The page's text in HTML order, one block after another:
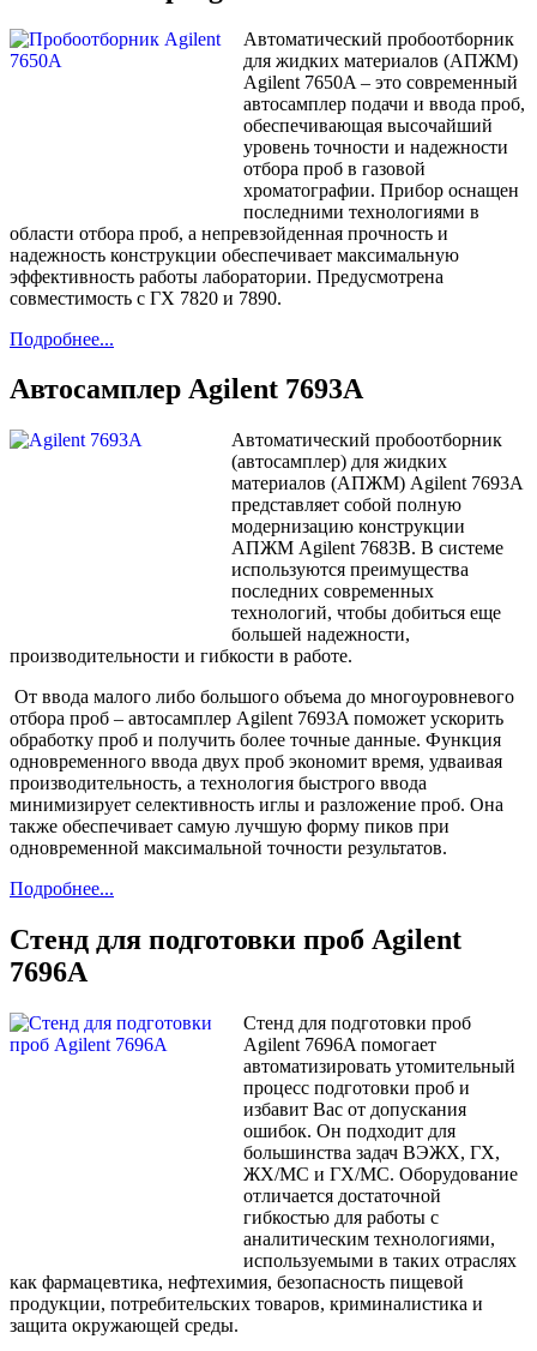
Автоматический пробоотборник
для жидких материалов (АПЖМ)
Agilent 7650A – это современный
автосамплер подачи и ввода проб,
обеспечивающая высочайший
уровень точности и надежности
отбора проб в газовой
хроматографии. Прибор оснащен
последними технологиями в
области отбора проб, а непревзойденная прочность и
надежность конструкции обеспечивает максимальную
эффективность работы лаборатории. Предусмотрена
совместимость с ГХ 7820 и 7890.
Подробнее...
Автосамплер Agilent 7693A
Автоматический пробоотборник
(автосамплер) для жидких
материалов (АПЖМ) Agilent 7693A
представляет собой полную
модернизацию конструкции
АПЖМ Agilent 7683B. В системе
используются преимущества
последних современных
технологий, чтобы добиться еще
большей надежности,
производительности и гибкости в работе.
От ввода малого либо большого объема до многоуровневого
отбора проб – автосамплер Agilent 7693A поможет ускорить
обработку проб и получить более точные данные. Функция
одновременного ввода двух проб экономит время, удваивая
производительность, а технология быстрого ввода
минимизирует селективность иглы и разложение проб. Она
также обеспечивает самую лучшую форму пиков при
одновременной максимальной точности результатов.
Подробнее...
Стенд для подготовки проб Agilent
7696А
Стенд для подготовки проб
Agilent 7696A помогает
автоматизировать утомительный
процесс подготовки проб и
избавит Вас от допускания
ошибок. Он подходит для
большинства задач ВЭЖХ, ГХ,
ЖХ/МС и ГХ/МС. Оборудование
отличается достаточной
гибкостью для работы с
аналитическим технологиями,
используемыми в таких отраслях
как фармацевтика, нефтехимия, безопасность пищевой
продукции, потребительских товаров, криминалистика и
защита окружающей среды.